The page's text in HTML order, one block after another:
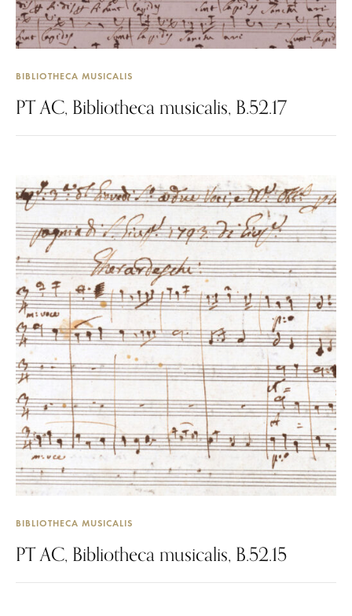
BIBLIOTHECA MUSICALIS
PT AC, Bibliotheca musicalis, B.52.17
BIBLIOTHECA MUSICALIS
PT AC, Bibliotheca musicalis, B.52.15